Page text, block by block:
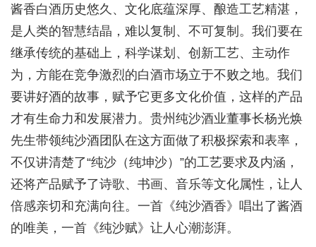
酱香白酒历史悠久、文化底蕴深厚、酿造工艺精湛，
是人类的智慧结晶，难以复制、不可复制。我们要在
继承传统的基础上，科学谋划、创新工艺、主动作
为，方能在竞争激烈的白酒市场立于不败之地。我们
要讲好酒的故事，赋予它更多文化价值，这样的产品
才有生命力和发展潜力。贵州纯沙酒业董事长杨光焕
先生带领纯沙酒团队在这方面做了积极探索和表率，
不仅讲清楚了“纯沙（纯坤沙）”的工艺要求及内涵，
还将产品赋予了诗歌、书画、音乐等文化属性，让人
倍感亲切和充满向往。一首《纯沙酒香》唱出了酱酒
的唯美，一首《纯沙赋》让人心潮澎湃。